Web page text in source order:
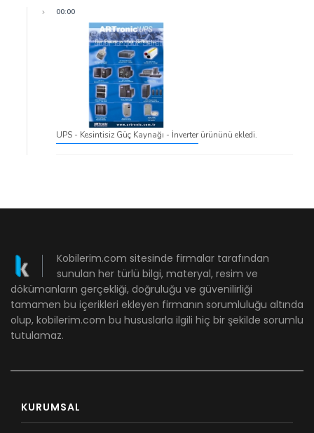
00:00
UPS - Kesintisiz Güç Kaynağı - İnverter ürününü ekledi.
Kobilerim.com sitesinde firmalar tarafından
sunulan her türlü bilgi, materyal, resim ve
dökümanların gerçekliği, doğruluğu ve güvenilirliği
tamamen bu içerikleri ekleyen firmanın sorumluluğu altında
olup, kobilerim.com bu hususlarla ilgili hiç bir şekilde sorumlu
tutulamaz.
KURUMSAL